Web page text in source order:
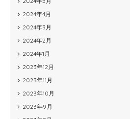
2024年4月
2024年3月
2024年2月
2024年1月
2023年12月
2023年11月
2023年10月
2023年9月